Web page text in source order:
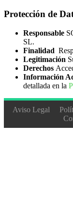
Protección de
Responsable
SL.
Finalidad
Legitimación
Derechos
Información
detallada en la
Aviso Legal